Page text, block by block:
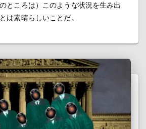
ところは）このような状況を生み出
は素晴らしいことだ。